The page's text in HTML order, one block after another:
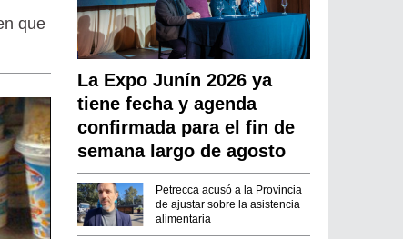
que
La Expo Junín 2026 ya
tiene fecha y agenda
confirmada para el fin de
semana largo de agosto
Petrecca acusó a la Provincia
de ajustar sobre la asistencia
alimentaria